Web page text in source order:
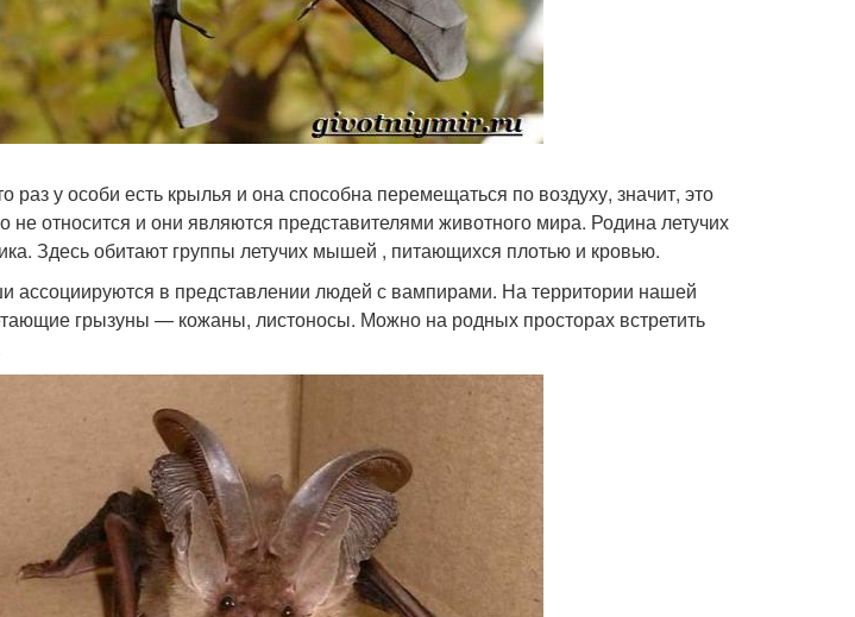
раз у особи есть крылья и она способна перемещаться по воздуху, значит, это
не относится и они являются представителями животного мира. Родина летучих
Здесь обитают группы летучих мышей , питающихся плотью и кровью.
ассоциируются в представлении людей с вампирами. На территории нашей
грызуны — кожаны, листоносы. Можно на родных просторах встретить